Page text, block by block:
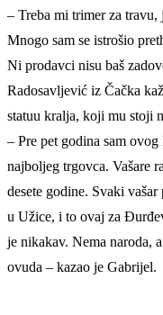
– Treba mi trimer za travu,
Mnogo sam se istrošio
Ni prodavci nisu baš
Radosavljević iz Čačka
statuu kralja, koji mu stoji
– Pre pet godina sam
najboljeg trgovca. Vašare
desete godine. Svaki
u Užice, i to ovaj za
je nikakav. Nema naroda,
ovuda – kazao je Gabrijel.